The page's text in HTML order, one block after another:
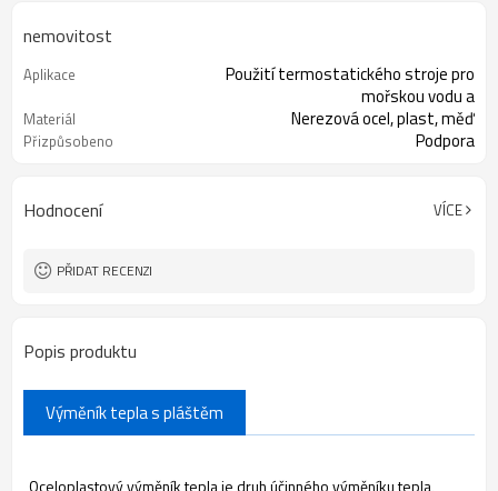
nemovitost
Aplikace
Použití termostatického stroje pro
mořskou vodu a
Materiál Nerezová ocel, plast, měď
Přizpůsobeno Podpora
Hodnocení VÍCE
PŘIDAT RECENZI
Popis produktu
Výměník tepla s pláštěm
Oceloplastový výměník tepla je druh účinného výměníku tepla,